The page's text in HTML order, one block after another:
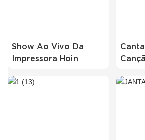
Show Ao Vivo Da
Impressora Hoin